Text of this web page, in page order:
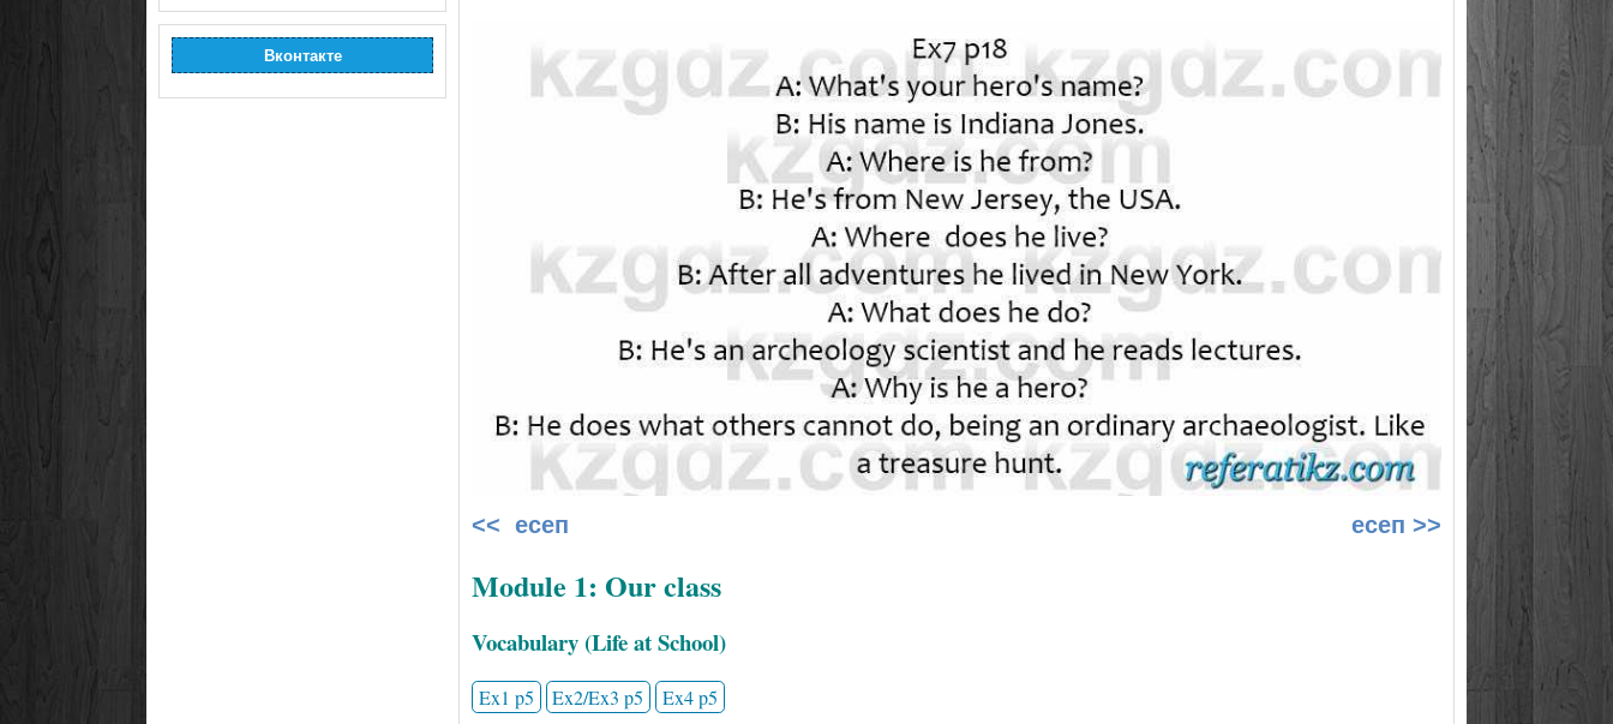
Вконтакте
<< есеп есеп >>
Module 1: Our class
Vocabulary (Life at School)
Ex1 p5 Ex2/Ex3 p5 Ex4 p5